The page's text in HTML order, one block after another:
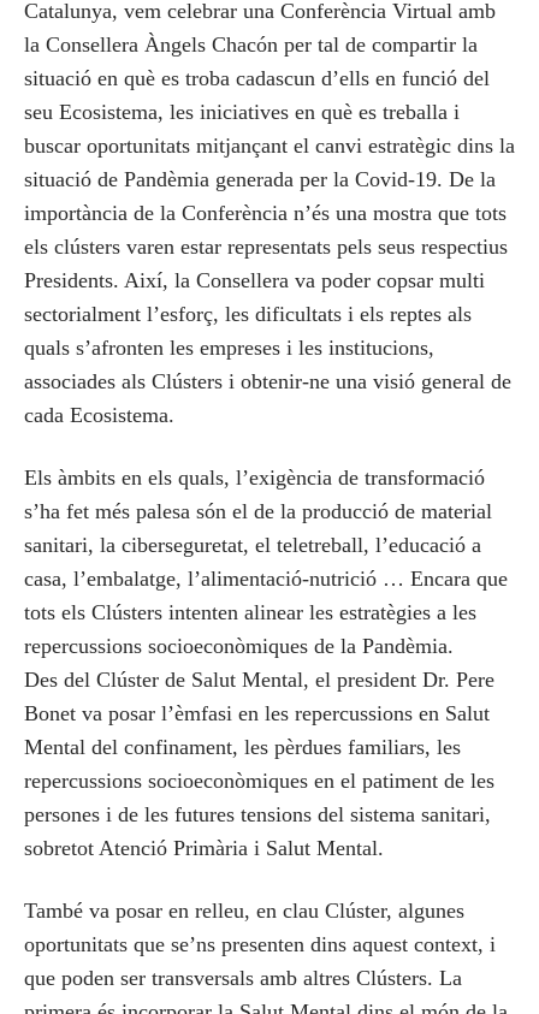
Catalunya, vem celebrar una Conferència Virtual amb
la Consellera Àngels Chacón per tal de compartir la
situació en què es troba cadascun d’ells en funció del
seu Ecosistema, les iniciatives en què es treballa i
buscar oportunitats mitjançant el canvi estratègic dins la
situació de Pandèmia generada per la Covid-19. De la
importància de la Conferència n’és una mostra que tots
els clústers varen estar representats pels seus respectius
Presidents. Així, la Consellera va poder copsar multi
sectorialment l’esforç, les dificultats i els reptes als
quals s’afronten les empreses i les institucions,
associades als Clústers i obtenir-ne una visió general de
cada Ecosistema.
Els àmbits en els quals, l’exigència de transformació
s’ha fet més palesa són el de la producció de material
sanitari, la ciberseguretat, el teletreball, l’educació a
casa, l’embalatge, l’alimentació-nutrició … Encara que
tots els Clústers intenten alinear les estratègies a les
repercussions socioeconòmiques de la Pandèmia.
Des del Clúster de Salut Mental, el president Dr. Pere
Bonet va posar l’èmfasi en les repercussions en Salut
Mental del confinament, les pèrdues familiars, les
repercussions socioeconòmiques en el patiment de les
persones i de les futures tensions del sistema sanitari,
sobretot Atenció Primària i Salut Mental.
També va posar en relleu, en clau Clúster, algunes
oportunitats que se’ns presenten dins aquest context, i
que poden ser transversals amb altres Clústers. La